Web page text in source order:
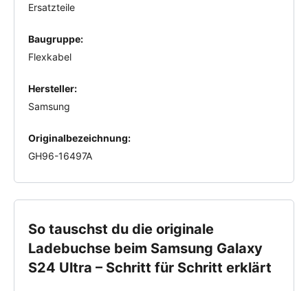
Ersatzteile
Baugruppe:
Flexkabel
Hersteller:
Samsung
Originalbezeichnung:
GH96-16497A
So tauschst du die originale
Ladebuchse beim Samsung Galaxy
S24 Ultra – Schritt für Schritt erklärt